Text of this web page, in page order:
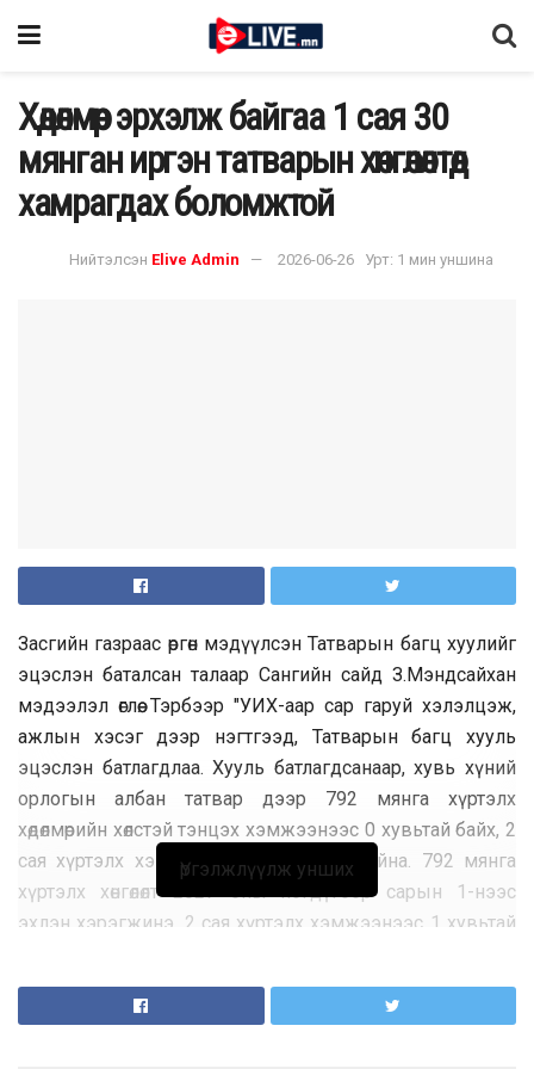
Хөдөлмөр эрхэлж байгаа 1 сая 30
мянган иргэн татварын хөнгөлөлтөд
хамрагдах боломжтой
Нийтэлсэн Elive Admin 2026-06-26 Урт: 1 мин уншина
Засгийн газраас өргөн мэдүүлсэн Татварын багц хуулийг
эцэслэн баталсан талаар Сангийн сайд З.Мэндсайхан
мэдээлэл өглөө. Тэрбээр "УИХ-аар сар гаруй хэлэлцэж,
ажлын хэсэг дээр нэгтгээд, Татварын багц хууль
эцэслэн батлагдлаа. Хууль батлагдсанаар, хувь хүний
орлогын албан татвар дээр 792 мянга хүртэлх
хөдөлмөрийн хөлстэй тэнцэх хэмжээнээс 0 хувьтай байх, 2
сая хүртэлх хэмжээнээс 1 хувьтай байна. 792 мянга
хүртэлх хөнгөлөлт 2027 оны нэгдүгээр сарын 1-нээс
эхлэн хэрэгжинэ. 2 сая хүртэлх хэмжээнээс 1 хувьтай
хэрэгжиж эхэлнэ. Ийнхүү хөдөлмөр эрхэлж байгаа 1 сая
30 мянган иргэн хөнгөлөлтөд хамрагдах боломжийг
Үргэлжлүүлж унших